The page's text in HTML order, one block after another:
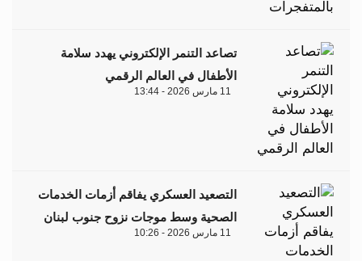
تصاعد التنمر الإلكتروني يهدد سلامة
الأطفال في العالم الرقمي
11 مارس 2026 - 13:44
التصعيد العسكري يفاقم أزمات الخدمات
الصحية وسط موجات نزوح جنوب لبنان
11 مارس 2026 - 10:26